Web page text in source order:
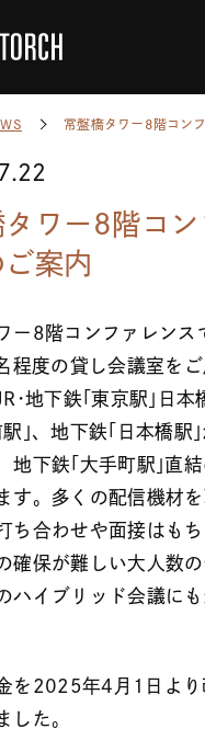
タワー8階コン
案内
ー8階コンファレンス
程度の貸し会議室を
･地下鉄｢東京駅｣日本
｣、地下鉄｢日本橋駅
地下鉄｢大手町駅｣直
す。多くの配信機材
ち合わせや面接はも
確保が難しい大人数
ハイブリッド会議にも
を2025年4月1日より
した。